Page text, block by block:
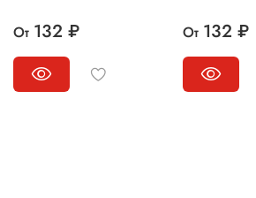
От 132 ₽ От 132 ₽